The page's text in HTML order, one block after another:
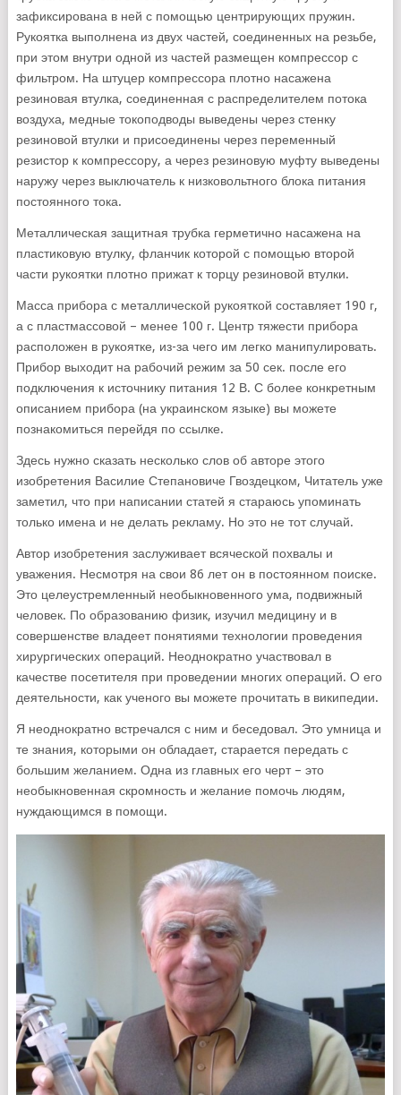
зафиксирована в ней с помощью центрирующих пружин.
Рукоятка выполнена из двух частей, соединенных на резьбе,
при этом внутри одной из частей размещен компрессор с
фильтром. На штуцер компрессора плотно насажена
резиновая втулка, соединенная с распределителем потока
воздуха, медные токоподводы выведены через стенку
резиновой втулки и присоединены через переменный
резистор к компрессору, а через резиновую муфту выведены
наружу через выключатель к низковольтного блока питания
постоянного тока.
Металлическая защитная трубка герметично насажена на
пластиковую втулку, фланчик которой с помощью второй
части рукоятки плотно прижат к торцу резиновой втулки.
Масса прибора с металлической рукояткой составляет 190 г,
а с пластмассовой – менее 100 г. Центр тяжести прибора
расположен в рукоятке, из-за чего им легко манипулировать.
Прибор выходит на рабочий режим за 50 сек. после его
подключения к источнику питания 12 В. С более конкретным
описанием прибора (на украинском языке) вы можете
познакомиться перейдя по ссылке.
Здесь нужно сказать несколько слов об авторе этого
изобретения Василие Степановиче Гвоздецком, Читатель уже
заметил, что при написании статей я стараюсь упоминать
только имена и не делать рекламу. Но это не тот случай.
Автор изобретения заслуживает всяческой похвалы и
уважения. Несмотря на свои 86 лет он в постоянном поиске.
Это целеустремленный необыкновенного ума, подвижный
человек. По образованию физик, изучил медицину и в
совершенстве владеет понятиями технологии проведения
хирургических операций. Неоднократно участвовал в
качестве посетителя при проведении многих операций. О его
деятельности, как ученого вы можете прочитать в википедии.
Я неоднократно встречался с ним и беседовал. Это умница и
те знания, которыми он обладает, старается передать с
большим желанием. Одна из главных его черт – это
необыкновенная скромность и желание помочь людям,
нуждающимся в помощи.